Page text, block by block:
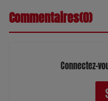
Commentaires(0)
Connectez-